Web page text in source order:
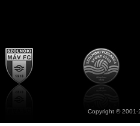
Copyright ©